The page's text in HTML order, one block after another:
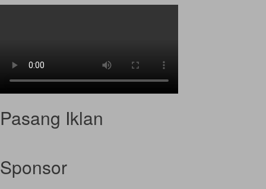
Pasang Iklan
Sponsor